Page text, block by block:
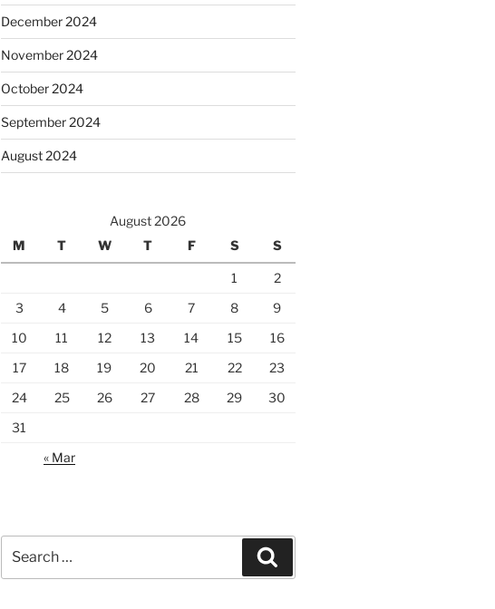
December 2024
November 2024
October 2024
September 2024
August 2024
August 2026
M
T W T F S S
1
2
3
4 5 6 7 8
9
10
11 12 13 14 15
16
17
18 19 20 21 22
23
24
25 26 27 28 29
30
31
« Mar
for: